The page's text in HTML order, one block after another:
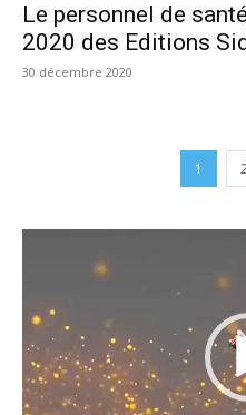
Le personnel de
2020 des Editions
30 décembre 2020
1